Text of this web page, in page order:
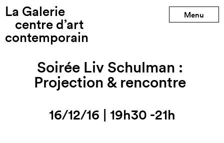
La Galerie
centre d’art
contemporain
Menu
Soirée Liv Schulman :
Projection & rencontre
16/12/16 | 19h30 -21h